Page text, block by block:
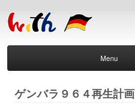
Menu
ゲンバラ９６４再生計画